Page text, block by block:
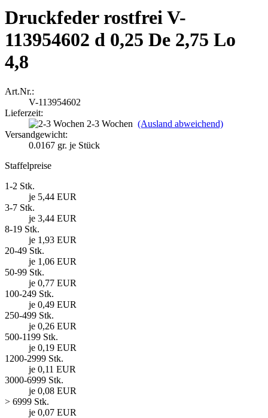
Druckfeder rostfrei V-
113954602 d 0,25 De 2,75 Lo
4,8
Art.Nr.:
V-113954602
Lieferzeit:
2-3 Wochen (Ausland abweichend)
Versandgewicht:
0.0167 gr. je Stück
Staffelpreise
1-2 Stk.
je 5,44 EUR
3-7 Stk.
je 3,44 EUR
8-19 Stk.
je 1,93 EUR
20-49 Stk.
je 1,06 EUR
50-99 Stk.
je 0,77 EUR
100-249 Stk.
je 0,49 EUR
250-499 Stk.
je 0,26 EUR
500-1199 Stk.
je 0,19 EUR
1200-2999 Stk.
je 0,11 EUR
3000-6999 Stk.
je 0,08 EUR
> 6999 Stk.
je 0,07 EUR